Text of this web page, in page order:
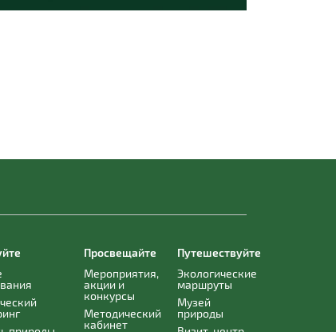
Просвещайте
Мероприятия,
акции и
конкурсы
Методический
кабинет
Путешествуйте
Экологические
маршруты
Музей
природы